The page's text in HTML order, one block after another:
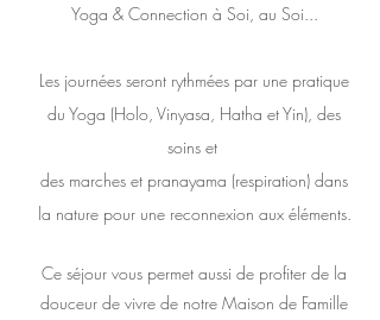
Yoga & Connection à Soi, au Soi...
Les journées seront rythmées par une pratique
du Yoga (Holo, Vinyasa, Hatha et Yin), des
soins et
des marches et pranayama (respiration) dans
la nature pour une reconnexion aux éléments.
Ce séjour vous permet aussi de profiter de la
douceur de vivre de notre Maison de Famille